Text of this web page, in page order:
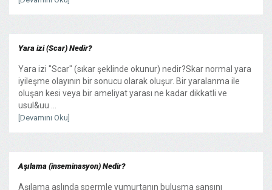
Yara izi (Scar) Nedir?
Yara izi "Scar" (sıkar şeklinde okunur) nedir?Skar normal yara
iyileşme olayının bir sonucu olarak oluşur. Bir yaralanma ile
oluşan kesi veya bir ameliyat yarası ne kadar dikkatli ve
usul&uu ...
[Devamını Oku]
Aşılama (inseminasyon) Nedir?
Aşılama aslında spermle yumurtanın buluşma şansını